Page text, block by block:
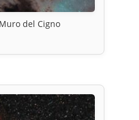
del Cigno